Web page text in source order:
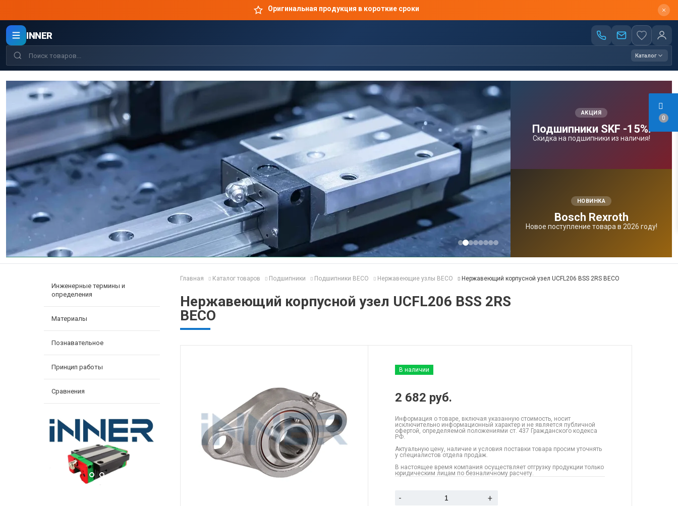
0
Оригинальная продукция в короткие сроки
INNER
Каталог
АКЦИЯ
Подшипники SKF -15%!
Скидка на подшипники из наличия!
НОВИНКА
Bosсh Rexroth
Новое поступление товара в 2026 году!
Инженерные термины и
определения
Материалы
Познавательное
Принцип работы
Сравнения
Главная Каталог товаров Подшипники Подшипники BECO Нержавеющие узлы BECO Нержавеющий корпусной узел UCFL206 BSS 2RS BECO
Нержавеющий корпусной узел UCFL206 BSS 2RS
BECO
В наличии
2 682 руб.
Информация о товаре, включая указанную стоимость, носит
исключительно информационный характер и не является публичной
офертой, определяемой положениями ст. 437 Гражданского кодекса
РФ.
Актуальную цену, наличие и условия поставки товара просим уточнять
у специалистов отдела продаж.
В настоящее время компания осуществляет отгрузку продукции только
юридическим лицам по безналичному расчету.
- +